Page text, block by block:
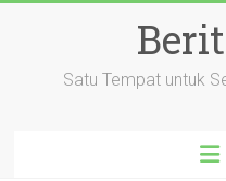
Satu Tempat untuk